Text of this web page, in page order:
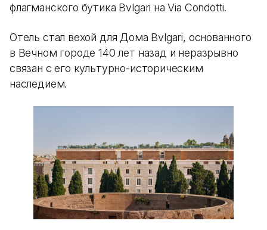
флагманского бутика Bvlgari на Via Condotti.
Отель стал вехой для Дома Bvlgari, основанного
в Вечном городе 140 лет назад и неразрывно
связан с его культурно-историческим
наследием.